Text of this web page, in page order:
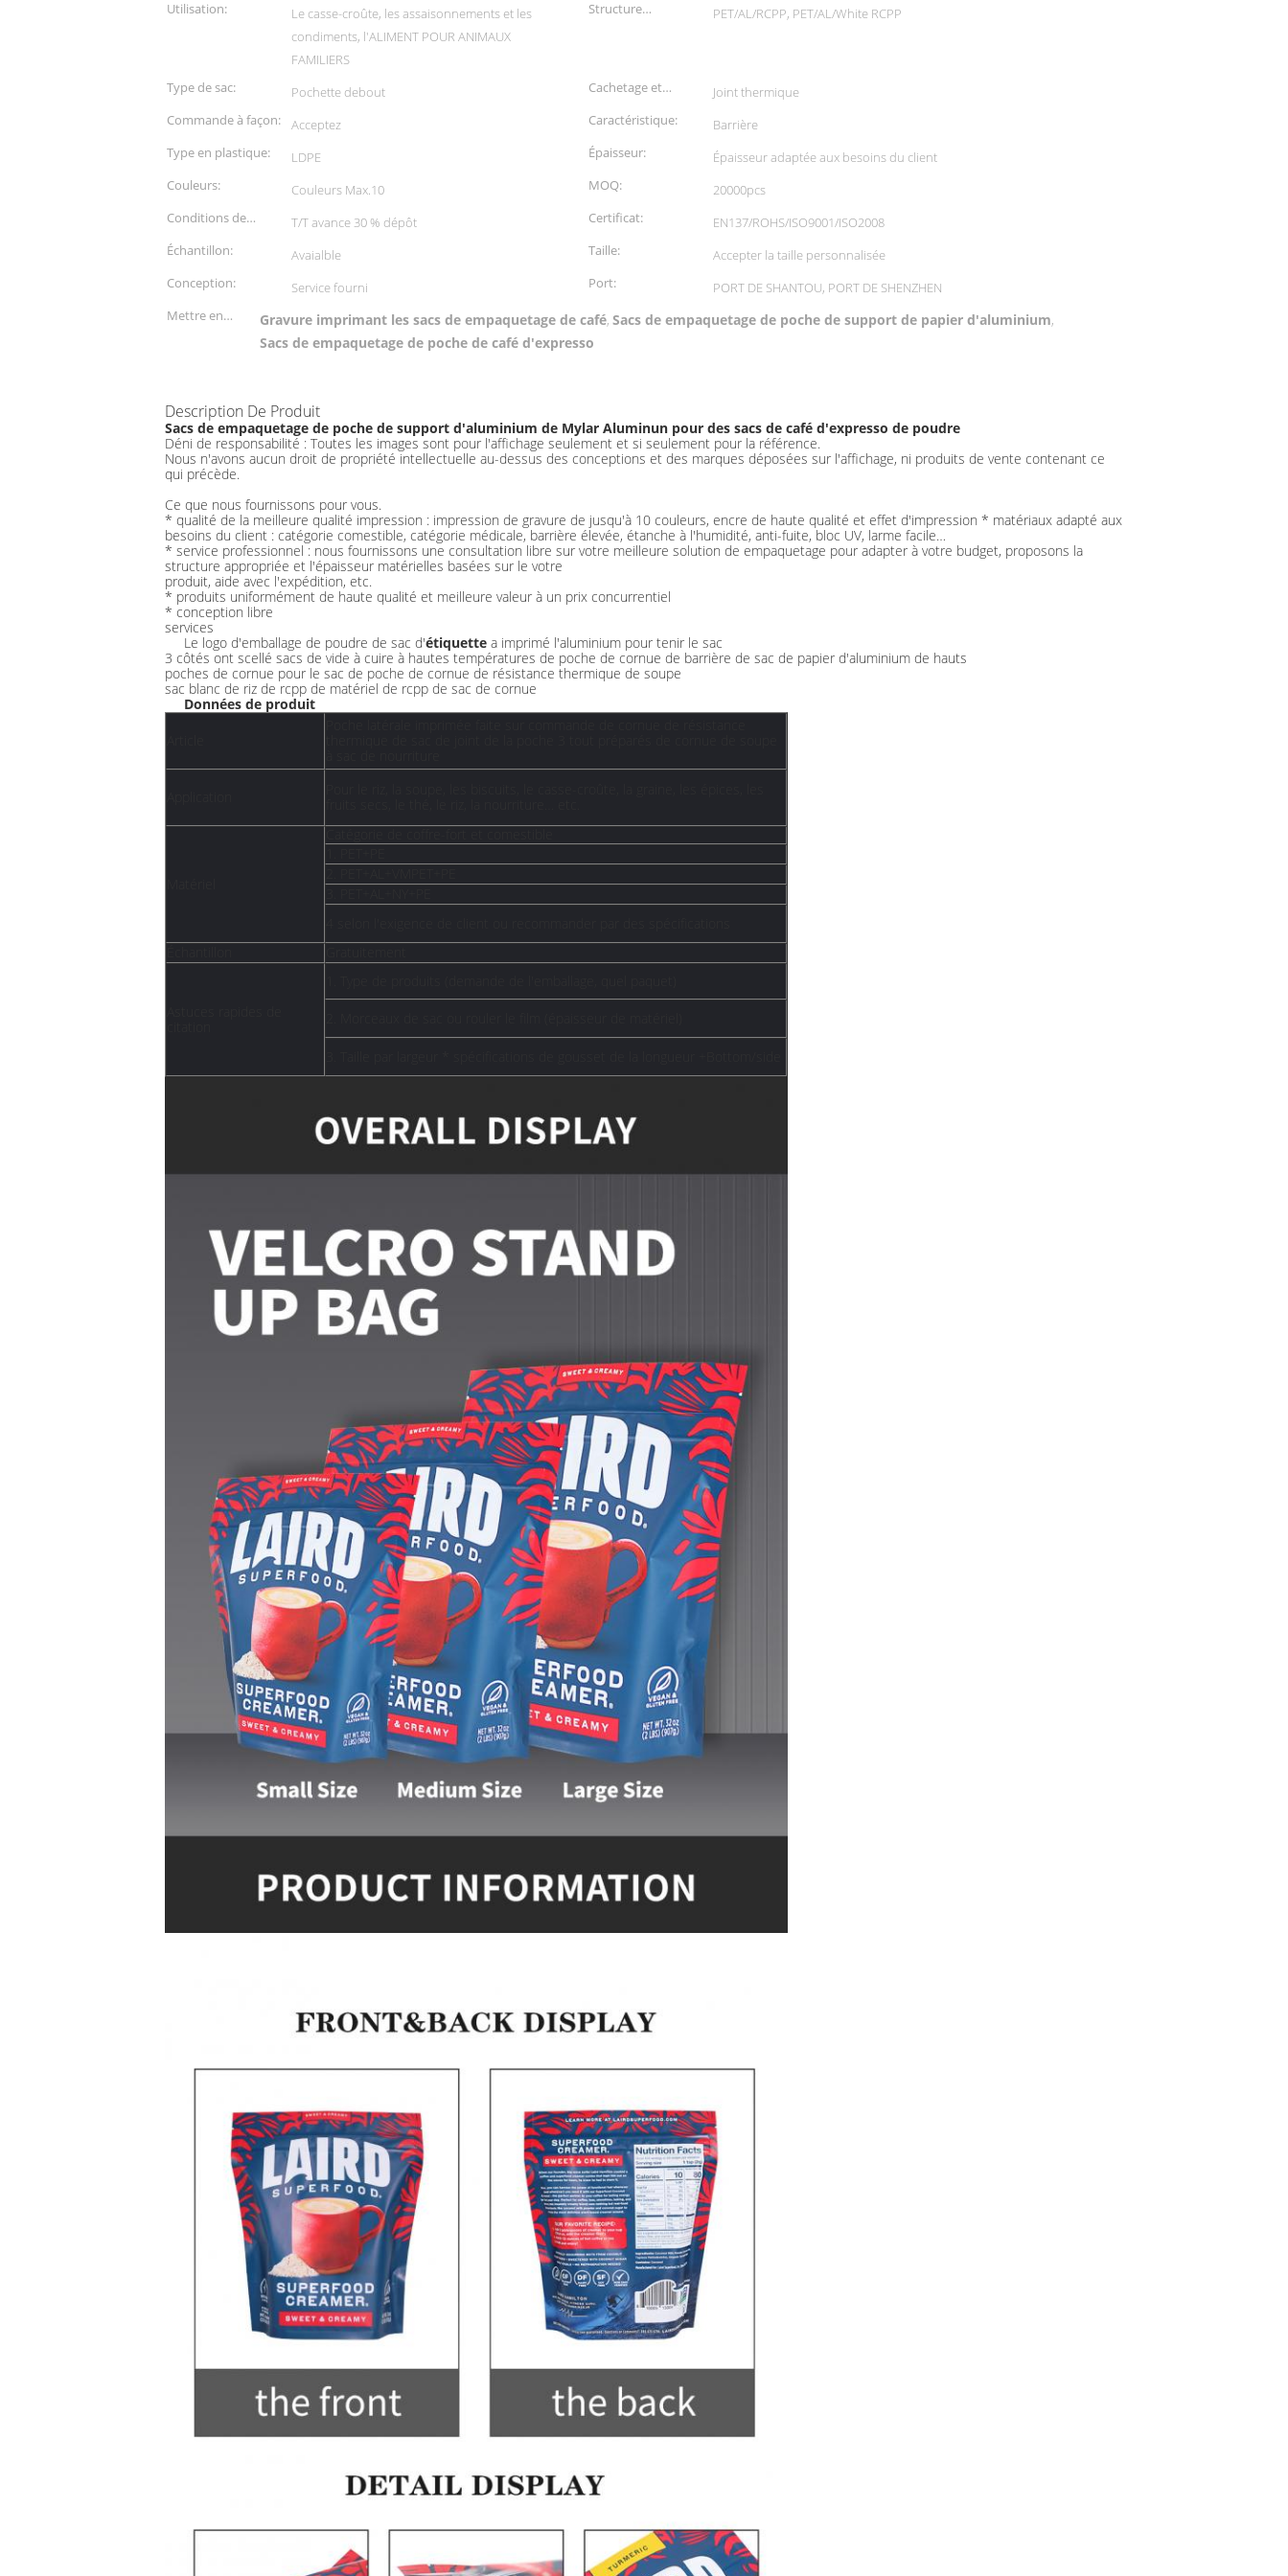
Utilisation:
Le casse-croûte, les assaisonnements et les
condiments, l'ALIMENT POUR ANIMAUX
FAMILIERS
Structure
PET/AL/RCPP, PET/AL/White RCPP
Type de sac: Pochette debout
Cachetage et
Joint thermique
Commande à façon:
Acceptez Caractéristique:
Barrière
Type en plastique:
LDPE Épaisseur:
Épaisseur adaptée aux besoins du client
Couleurs:
Couleurs Max.10 MOQ:
20000pcs
Conditions de
paiement:
T/T avance 30 % dépôt Certificat:
EN137/ROHS/ISO9001/ISO2008
Échantillon:
Avaialble Taille:
Accepter la taille personnalisée
Conception:
Service fourni Port:
PORT DE SHANTOU, PORT DE SHENZHEN
Mettre en
Gravure imprimant les sacs de empaquetage de café,Sacs de empaquetage de poche de support de papier d'aluminium,
Sacs de empaquetage de poche de café d'expresso
Description De Produit
Sacs de empaquetage de poche de support d'aluminium de Mylar Aluminun pour des sacs de café d'expresso de poudre
Déni de responsabilité : Toutes les images sont pour l'affichage seulement et si seulement pour la référence.
Nous n'avons aucun droit de propriété intellectuelle au-dessus des conceptions et des marques déposées sur l'affichage, ni produits de vente contenant ce
qui précède.
Ce que nous fournissons pour vous.
* qualité de la meilleure qualité impression : impression de gravure de jusqu'à 10 couleurs, encre de haute qualité et effet d'impression * matériaux adapté aux
besoins du client : catégorie comestible, catégorie médicale, barrière élevée, étanche à l'humidité, anti-fuite, bloc UV, larme facile…
* service professionnel : nous fournissons une consultation libre sur votre meilleure solution de empaquetage pour adapter à votre budget, proposons la
structure appropriée et l'épaisseur matérielles basées sur le votre
produit, aide avec l'expédition, etc.
* produits uniformément de haute qualité et meilleure valeur à un prix concurrentiel
* conception libre
services
Le logo d'emballage de poudre de sac d'étiquette a imprimé l'aluminium pour tenir le sac
3 côtés ont scellé sacs de vide à cuire à hautes températures de poche de cornue de barrière de sac de papier d'aluminium de hauts
poches de cornue pour le sac de poche de cornue de résistance thermique de soupe
sac blanc de riz de rcpp de matériel de rcpp de sac de cornue
Données de produit